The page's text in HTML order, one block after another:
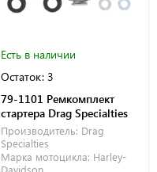
Есть в наличии
Остаток: 3
79-1101 Ремкомплект
стартера Drag Specialties
Производитель: Drag
Specialties
Марка мотоцикла: Harley-